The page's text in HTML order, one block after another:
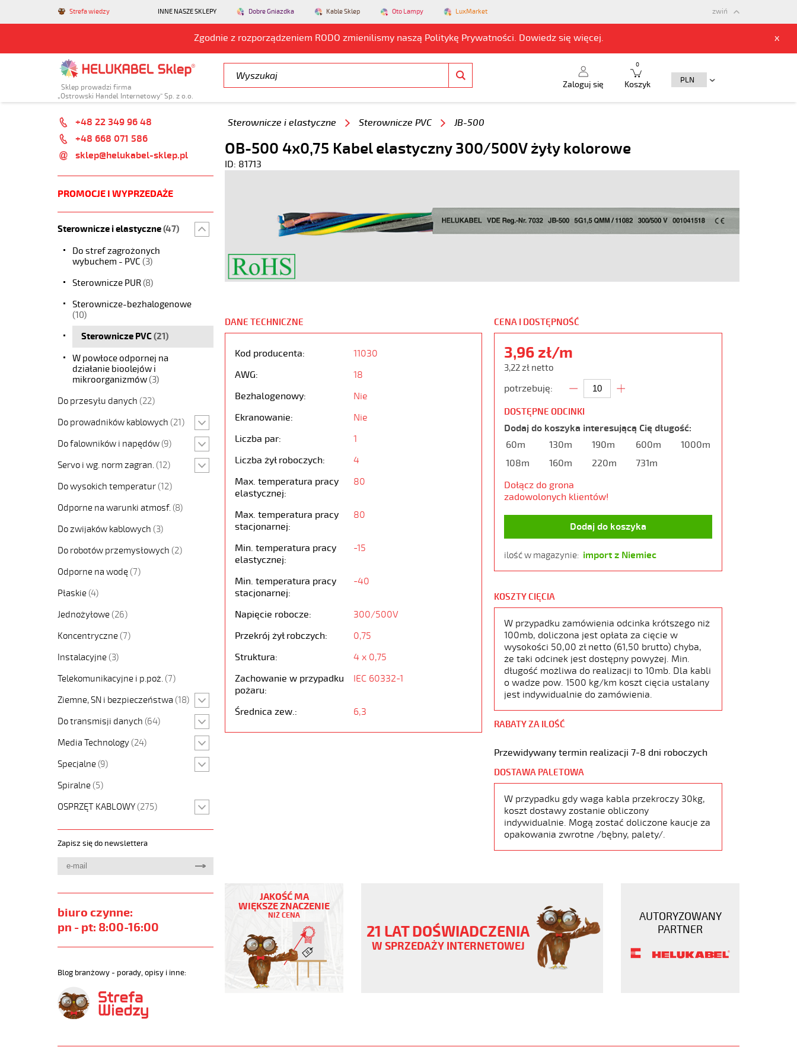
Strefa wiedzy INNE NASZE SKLEPY Dobre Gniazdka Kable Sklep Oto Lampy LuxMarket
Zgodnie z rozporządzeniem RODO zmienilismy naszą Politykę Prywatności. Dowiedz się więcej. x
zwiń
Sklep prowadzi firma
„Ostrowski Handel Internetowy” Sp. z o.o.
Zaloguj się Koszyk
0
+48 22 349 96 48
+48 668 071 586
sklep@helukabel-sklep.pl
PROMOCJE I WYPRZEDAŻE
Sterownicze i elastyczne(47)
Do stref zagrożonych
wybuchem - PVC (3)
Sterownicze PUR(8)
Sterownicze-bezhalogenowe
(10)
Sterownicze PVC(21)
W powłoce odpornej na
działanie bioolejów i
mikroorganizmów(3)
Do przesyłu danych (22)
Do prowadników kablowych (21)
Do falowników i napędów (9)
Servo i wg. norm zagran. (12)
Do wysokich temperatur (12)
Odporne na warunki atmosf. (8)
Do zwijaków kablowych (3)
Do robotów przemysłowych (2)
Odporne na wodę (7)
Płaskie (4)
Jednożyłowe (26)
Koncentryczne (7)
Instalacyjne (3)
Telekomunikacyjne i p.poż. (7)
Ziemne, SN i bezpieczeństwa (18)
Do transmisji danych (64)
Media Technology (24)
Specjalne (9)
Spiralne (5)
OSPRZĘT KABLOWY (275)
Zapisz się do newslettera
biuro czynne:
pn - pt: 8:00-16:00
Blog branżowy - porady, opisy i inne:
Sterownicze i elastyczne Sterownicze PVC JB-500
OB-500 4x0,75 Kabel elastyczny 300/500V żyły kolorowe
ID: 81713
DANE TECHNICZNE
Kod producenta:
11030
AWG:
18
Bezhalogenowy:
Nie
Ekranowanie:
Nie
Liczba par:
1
Liczba żył roboczych:
4
Max. temperatura pracy
elastycznej:
80
Max. temperatura pracy
stacjonarnej:
80
Min. temperatura pracy
elastycznej:
-15
Min. temperatura pracy
stacjonarnej:
-40
Napięcie robocze:
300/500V
Przekrój żył robczych:
0,75
Struktura:
4 x 0,75
Zachowanie w przypadku
pożaru:
IEC 60332-1
Średnica zew.: 6,3
CENA I DOSTĘPNOŚĆ
3,96 zł/m
3,22 zł netto
potrzebuję:
DOSTĘPNE ODCINKI
Dodaj do koszyka interesującą Cię długość:
60m
108m
130m
160m
190m
220m
600m
731m
1000m
Dołącz do grona
zadowolonych klientów!
Dodaj do koszyka
ilość w magazynie: import z Niemiec
KOSZTY CIĘCIA
W przypadku zamówienia odcinka krótszego niż
100mb, doliczona jest opłata za cięcie w
wysokości 50,00 zł netto (61,50 brutto) chyba,
że taki odcinek jest dostępny powyżej. Min.
długość możliwa do realizacji to 10mb. Dla kabli
o wadze pow. 1500 kg/km koszt cięcia ustalany
jest indywidualnie do zamówienia.
RABATY ZA ILOŚĆ
Przewidywany termin realizacji 7-8 dni roboczych
DOSTAWA PALETOWA
W przypadku gdy waga kabla przekroczy 30kg,
koszt dostawy zostanie obliczony
indywidualnie. Mogą zostać doliczone kaucje za
opakowania zwrotne /bębny, palety/.
4x0,75
Kabel
300/500V
kolorowe
https://www.static.helukabel-
sklep.pl/upload/galleries/products/1509-
500-
JAKOŚĆ MA
WIĘKSZE ZNACZENIE
NIŻ CENA
21 LAT DOŚWIADCZENIA
W SPRZEDAŻY INTERNETOWEJ
AUTORYZOWANY
PARTNER